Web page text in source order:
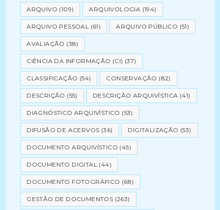
ARQUIVO (109) ARQUIVOLOGIA (194)
ARQUIVO PESSOAL (61) ARQUIVO PÚBLICO (51)
AVALIAÇÃO (38)
CIÊNCIA DA INFORMAÇÃO (CI) (37)
CLASSIFICAÇÃO (54) CONSERVAÇÃO (82)
DESCRIÇÃO (55) DESCRIÇÃO ARQUIVÍSTICA (41)
DIAGNÓSTICO ARQUIVÍSTICO (53)
DIFUSÃO DE ACERVOS (36) DIGITALIZAÇÃO (53)
DOCUMENTO ARQUIVÍSTICO (45)
DOCUMENTO DIGITAL (44)
DOCUMENTO FOTOGRÁFICO (68)
GESTÃO DE DOCUMENTOS (263)